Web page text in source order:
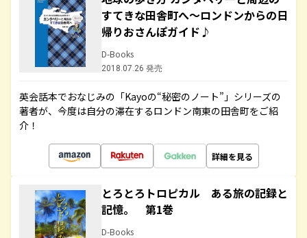
すてきな田舎町へ～ロンドンからの日
帰りおさんぽガイド♪
D-Books
2018.07.26 発売
英会話本でおなじみの「Kayoの“秘密のノート”」シリーズの
著者が、今度は自分の滞在するロンドン南東の田舎町をご紹
介！
詳細を見る
とろとろトロピカル ある旅の記録と
記憶。 第1巻
D-Books